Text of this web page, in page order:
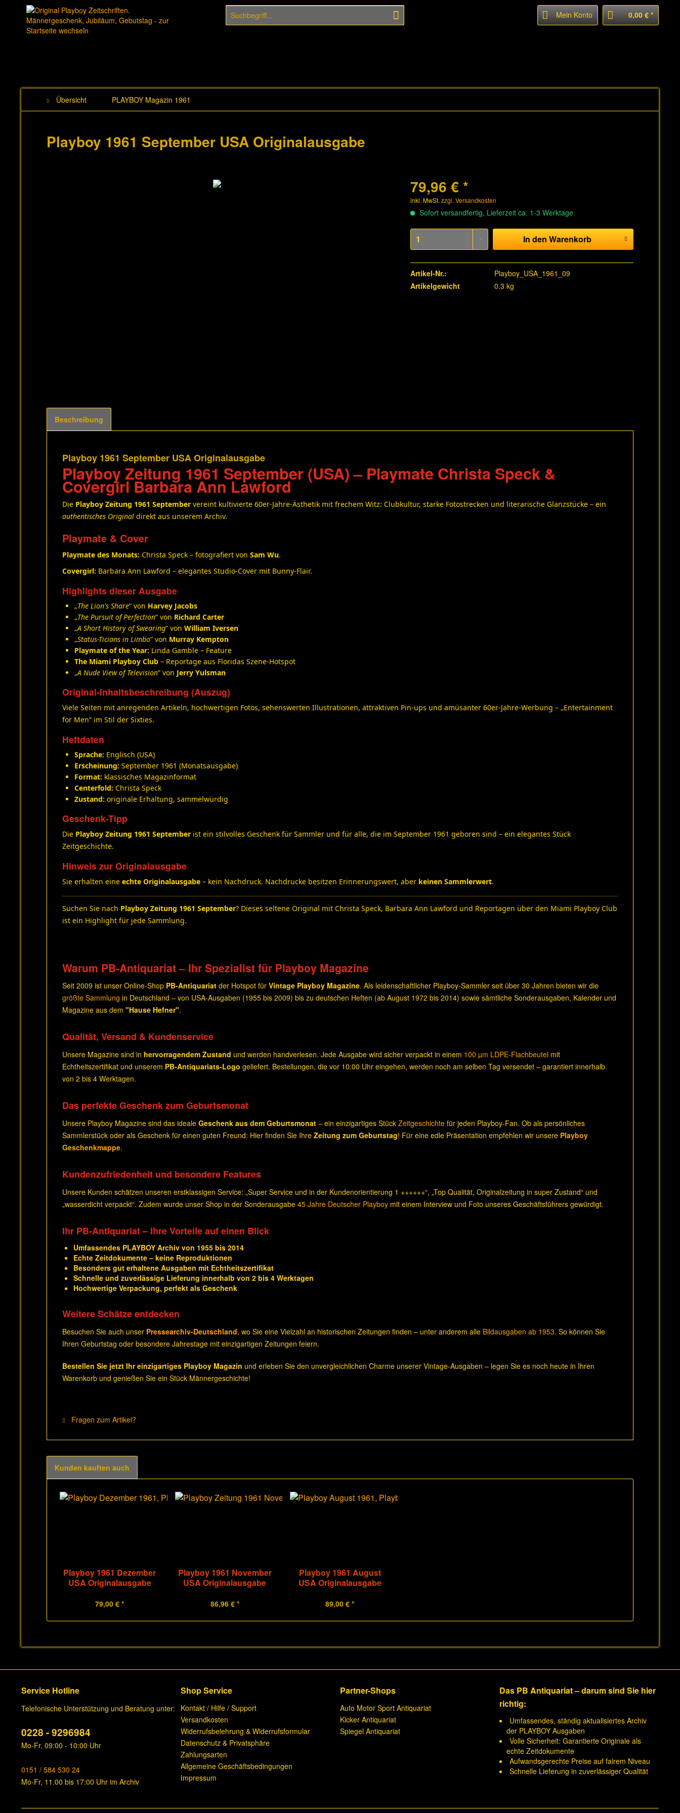
Mein Konto 0,00 € *
Übersicht PLAYBOY Magazin 1961
Playboy 1961 September USA Originalausgabe
79,96 € *
inkl. MwSt.zzgl. Versandkosten
Sofort versandfertig, Lieferzeit ca. 1-3 Werktage
In den Warenkorb
Artikel-Nr.:
Playboy_USA_1961_09
Artikelgewicht
0.3 kg
Beschreibung
Playboy 1961 September USA Originalausgabe
Playboy Zeitung 1961 September (USA) – Playmate Christa Speck &
Covergirl Barbara Ann Lawford
Die Playboy Zeitung 1961 September vereint kultivierte 60er-Jahre-Ästhetik mit frechem Witz: Clubkultur, starke Fotostrecken und literarische Glanzstücke – ein
authentisches Original direkt aus unserem Archiv.
Playmate & Cover
Playmate des Monats: Christa Speck – fotografiert von Sam Wu.
Covergirl: Barbara Ann Lawford – elegantes Studio-Cover mit Bunny-Flair.
Highlights dieser Ausgabe
„The Lion's Share“ von Harvey Jacobs
„The Pursuit of Perfection“ von Richard Carter
„A Short History of Swearing“ von William Iversen
„Status-Ticians in Limbo“ von Murray Kempton
Playmate of the Year: Linda Gamble – Feature
The Miami Playboy Club – Reportage aus Floridas Szene-Hotspot
„A Nude View of Television“ von Jerry Yulsman
Original-Inhaltsbeschreibung (Auszug)
Viele Seiten mit anregenden Artikeln, hochwertigen Fotos, sehenswerten Illustrationen, attraktiven Pin-ups und amüsanter 60er-Jahre-Werbung – „Entertainment
for Men“ im Stil der Sixties.
Heftdaten
Sprache: Englisch (USA)
Erscheinung: September 1961 (Monatsausgabe)
Format: klassisches Magazinformat
Centerfold: Christa Speck
Zustand: originale Erhaltung, sammelwürdig
Geschenk-Tipp
Die Playboy Zeitung 1961 September ist ein stilvolles Geschenk für Sammler und für alle, die im September 1961 geboren sind – ein elegantes Stück
Zeitgeschichte.
Hinweis zur Originalausgabe
Sie erhalten eine echte Originalausgabe – kein Nachdruck. Nachdrucke besitzen Erinnerungswert, aber keinen Sammlerwert.
Suchen Sie nach Playboy Zeitung 1961 September? Dieses seltene Original mit Christa Speck, Barbara Ann Lawford und Reportagen über den Miami Playboy Club
ist ein Highlight für jede Sammlung.
Warum PB-Antiquariat – Ihr Spezialist für Playboy Magazine
Seit 2009 ist unser Online-Shop PB-Antiquariat der Hotspot für Vintage Playboy Magazine. Als leidenschaftlicher Playboy-Sammler seit über 30 Jahren bieten wir die
größte Sammlung in Deutschland – von USA-Ausgaben (1955 bis 2009) bis zu deutschen Heften (ab August 1972 bis 2014) sowie sämtliche Sonderausgaben, Kalender und
Magazine aus dem "Hause Hefner".
Qualität, Versand & Kundenservice
Unsere Magazine sind in hervorragendem Zustand und werden handverlesen. Jede Ausgabe wird sicher verpackt in einem 100 µm LDPE-Flachbeutel mit
Echtheitszertifikat und unserem PB-Antiquariats-Logo geliefert. Bestellungen, die vor 10:00 Uhr eingehen, werden noch am selben Tag versendet – garantiert innerhalb
von 2 bis 4 Werktagen.
Das perfekte Geschenk zum Geburtsmonat
Unsere Playboy Magazine sind das ideale Geschenk aus dem Geburtsmonat – ein einzigartiges Stück Zeitgeschichte für jeden Playboy-Fan. Ob als persönliches
Sammlerstück oder als Geschenk für einen guten Freund: Hier finden Sie Ihre Zeitung zum Geburtstag! Für eine edle Präsentation empfehlen wir unsere Playboy
Geschenkmappe.
Kundenzufriedenheit und besondere Features
Unsere Kunden schätzen unseren erstklassigen Service: „Super Service und in der Kundenorientierung 1 ++++++“, „Top Qualität, Originalzeitung in super Zustand“ und
„wasserdicht verpackt“. Zudem wurde unser Shop in der Sonderausgabe 45 Jahre Deutscher Playboy mit einem Interview und Foto unseres Geschäftsführers gewürdigt.
Ihr PB-Antiquariat – Ihre Vorteile auf einen Blick
Umfassendes PLAYBOY Archiv von 1955 bis 2014
Echte Zeitdokumente – keine Reproduktionen
Besonders gut erhaltene Ausgaben mit Echtheitszertifikat
Schnelle und zuverlässige Lieferung innerhalb von 2 bis 4 Werktagen
Hochwertige Verpackung, perfekt als Geschenk
Weitere Schätze entdecken
Besuchen Sie auch unser Pressearchiv-Deutschland, wo Sie eine Vielzahl an historischen Zeitungen finden – unter anderem alle Bildausgaben ab 1953. So können Sie
Ihren Geburtstag oder besondere Jahrestage mit einzigartigen Zeitungen feiern.
Bestellen Sie jetzt Ihr einzigartiges Playboy Magazin und erleben Sie den unvergleichlichen Charme unserer Vintage-Ausgaben – legen Sie es noch heute in Ihren
Warenkorb und genießen Sie ein Stück Männergeschichte!
Fragen zum Artikel?
Kunden kauften auch
Playboy 1961 Dezember
USA Originalausgabe
79,00 € *
Playboy 1961 November
USA Originalausgabe
86,96 € *
Playboy 1961 August
USA Originalausgabe
89,00 € *
Service Hotline
Telefonische Unterstützung und Beratung unter:
0228 - 9296984
Mo-Fr, 09:00 - 10:00 Uhr
0151 / 584 530 24
Mo-Fr, 11.00 bis 17:00 Uhr im Archiv
Shop Service
Kontakt / Hilfe / Support
Versandkosten
Widerrufsbelehrung & Widerrufsformular
Datenschutz & Privatsphäre
Zahlungsarten
Allgemeine Geschäftsbedingungen
Impressum
Partner-Shops
Auto Motor Sport Antiquariat
Kicker Antiquariat
Spiegel Antiquariat
Das PB Antiquariat – darum sind Sie hier
richtig:
Umfassendes, ständig aktualisiertes Archiv
der PLAYBOY Ausgaben
Volle Sicherheit: Garantierte Originale als
echte Zeitdokumente
Aufwandsgerechte Preise auf fairem Niveau
Schnelle Lieferung in zuverlässiger Qualität